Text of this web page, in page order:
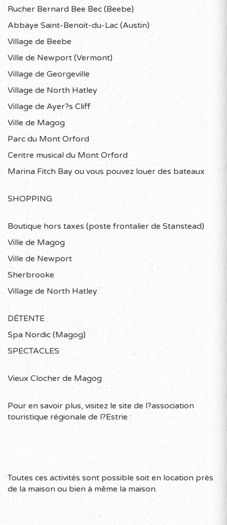
Rucher Bernard Bee Bec (Beebe)
Abbaye Saint-Benoit-du-Lac (Austin)
Village de Beebe
Ville de Newport (Vermont)
Village de Georgeville
Village de North Hatley
Village de Ayer?s Cliff
Ville de Magog
Parc du Mont Orford
Centre musical du Mont Orford
Marina Fitch Bay ou vous pouvez louer des bateaux
SHOPPING
Boutique hors taxes (poste frontalier de Stanstead)
Ville de Magog
Ville de Newport
Sherbrooke
Village de North Hatley
DÉTENTE
Spa Nordic (Magog)
SPECTACLES
Vieux Clocher de Magog
Pour en savoir plus, visitez le site de l?association
touristique régionale de l?Estrie :
Toutes ces activités sont possible soit en location près
de la maison ou bien à même la maison.